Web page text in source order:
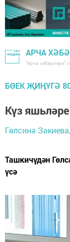
АРЧА
"Арча хәбәрләре"
БӨЕК ҖИҢҮГӘ
Күз
Гөлсинә Зәкиева,
Ташкичүдән
үсә